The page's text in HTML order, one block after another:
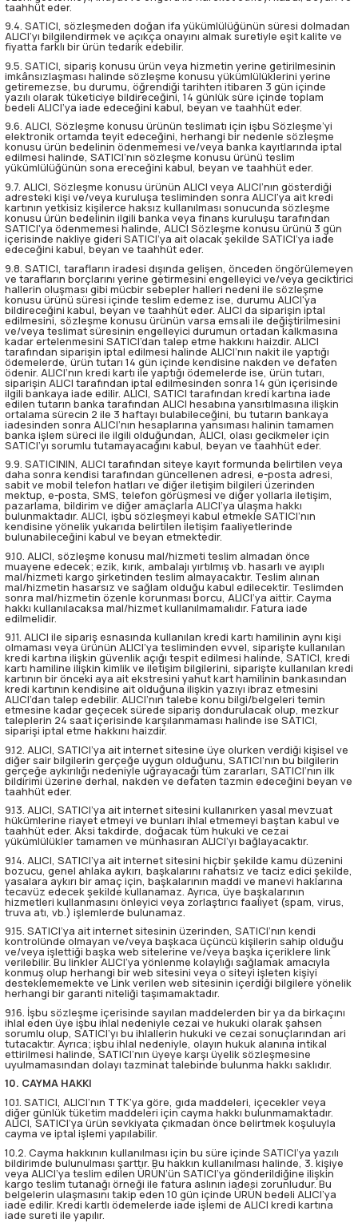
taahhüt eder.
9.4. SATICI, sözleşmeden doğan ifa yükümlülüğünün süresi dolmadan
ALICI’yı bilgilendirmek ve açıkça onayını almak suretiyle eşit kalite ve
fiyatta farklı bir ürün tedarik edebilir.
9.5. SATICI, sipariş konusu ürün veya hizmetin yerine getirilmesinin
imkânsızlaşması halinde sözleşme konusu yükümlülüklerini yerine
getiremezse, bu durumu, öğrendiği tarihten itibaren 3 gün içinde
yazılı olarak tüketiciye bildireceğini, 14 günlük süre içinde toplam
bedeli ALICI’ya iade edeceğini kabul, beyan ve taahhüt eder.
9.6. ALICI, Sözleşme konusu ürünün teslimatı için işbu Sözleşme’yi
elektronik ortamda teyit edeceğini, herhangi bir nedenle sözleşme
konusu ürün bedelinin ödenmemesi ve/veya banka kayıtlarında iptal
edilmesi halinde, SATICI’nın sözleşme konusu ürünü teslim
yükümlülüğünün sona ereceğini kabul, beyan ve taahhüt eder.
9.7. ALICI, Sözleşme konusu ürünün ALICI veya ALICI’nın gösterdiği
adresteki kişi ve/veya kuruluşa tesliminden sonra ALICI'ya ait kredi
kartının yetkisiz kişilerce haksız kullanılması sonucunda sözleşme
konusu ürün bedelinin ilgili banka veya finans kuruluşu tarafından
SATICI'ya ödenmemesi halinde, ALICI Sözleşme konusu ürünü 3 gün
içerisinde nakliye gideri SATICI’ya ait olacak şekilde SATICI’ya iade
edeceğini kabul, beyan ve taahhüt eder.
9.8. SATICI, tarafların iradesi dışında gelişen, önceden öngörülemeyen
ve tarafların borçlarını yerine getirmesini engelleyici ve/veya geciktirici
hallerin oluşması gibi mücbir sebepler halleri nedeni ile sözleşme
konusu ürünü süresi içinde teslim edemez ise, durumu ALICI'ya
bildireceğini kabul, beyan ve taahhüt eder. ALICI da siparişin iptal
edilmesini, sözleşme konusu ürünün varsa emsali ile değiştirilmesini
ve/veya teslimat süresinin engelleyici durumun ortadan kalkmasına
kadar ertelenmesini SATICI’dan talep etme hakkını haizdir. ALICI
tarafından siparişin iptal edilmesi halinde ALICI’nın nakit ile yaptığı
ödemelerde, ürün tutarı 14 gün içinde kendisine nakden ve defaten
ödenir. ALICI’nın kredi kartı ile yaptığı ödemelerde ise, ürün tutarı,
siparişin ALICI tarafından iptal edilmesinden sonra 14 gün içerisinde
ilgili bankaya iade edilir. ALICI, SATICI tarafından kredi kartına iade
edilen tutarın banka tarafından ALICI hesabına yansıtılmasına ilişkin
ortalama sürecin 2 ile 3 haftayı bulabileceğini, bu tutarın bankaya
iadesinden sonra ALICI’nın hesaplarına yansıması halinin tamamen
banka işlem süreci ile ilgili olduğundan, ALICI, olası gecikmeler için
SATICI’yı sorumlu tutamayacağını kabul, beyan ve taahhüt eder.
9.9. SATICININ, ALICI tarafından siteye kayıt formunda belirtilen veya
daha sonra kendisi tarafından güncellenen adresi, e-posta adresi,
sabit ve mobil telefon hatları ve diğer iletişim bilgileri üzerinden
mektup, e-posta, SMS, telefon görüşmesi ve diğer yollarla iletişim,
pazarlama, bildirim ve diğer amaçlarla ALICI’ya ulaşma hakkı
bulunmaktadır. ALICI, işbu sözleşmeyi kabul etmekle SATICI’nın
kendisine yönelik yukarıda belirtilen iletişim faaliyetlerinde
bulunabileceğini kabul ve beyan etmektedir.
9.10. ALICI, sözleşme konusu mal/hizmeti teslim almadan önce
muayene edecek; ezik, kırık, ambalajı yırtılmış vb. hasarlı ve ayıplı
mal/hizmeti kargo şirketinden teslim almayacaktır. Teslim alınan
mal/hizmetin hasarsız ve sağlam olduğu kabul edilecektir. Teslimden
sonra mal/hizmetin özenle korunması borcu, ALICI’ya aittir. Cayma
hakkı kullanılacaksa mal/hizmet kullanılmamalıdır. Fatura iade
edilmelidir.
9.11. ALICI ile sipariş esnasında kullanılan kredi kartı hamilinin aynı kişi
olmaması veya ürünün ALICI’ya tesliminden evvel, siparişte kullanılan
kredi kartına ilişkin güvenlik açığı tespit edilmesi halinde, SATICI, kredi
kartı hamiline ilişkin kimlik ve iletişim bilgilerini, siparişte kullanılan kredi
kartının bir önceki aya ait ekstresini yahut kart hamilinin bankasından
kredi kartının kendisine ait olduğuna ilişkin yazıyı ibraz etmesini
ALICI’dan talep edebilir. ALICI’nın talebe konu bilgi/belgeleri temin
etmesine kadar geçecek sürede sipariş dondurulacak olup, mezkur
taleplerin 24 saat içerisinde karşılanmaması halinde ise SATICI,
siparişi iptal etme hakkını haizdir.
9.12. ALICI, SATICI’ya ait internet sitesine üye olurken verdiği kişisel ve
diğer sair bilgilerin gerçeğe uygun olduğunu, SATICI’nın bu bilgilerin
gerçeğe aykırılığı nedeniyle uğrayacağı tüm zararları, SATICI’nın ilk
bildirimi üzerine derhal, nakden ve defaten tazmin edeceğini beyan ve
taahhüt eder.
9.13. ALICI, SATICI’ya ait internet sitesini kullanırken yasal mevzuat
hükümlerine riayet etmeyi ve bunları ihlal etmemeyi baştan kabul ve
taahhüt eder. Aksi takdirde, doğacak tüm hukuki ve cezai
yükümlülükler tamamen ve münhasıran ALICI’yı bağlayacaktır.
9.14. ALICI, SATICI’ya ait internet sitesini hiçbir şekilde kamu düzenini
bozucu, genel ahlaka aykırı, başkalarını rahatsız ve taciz edici şekilde,
yasalara aykırı bir amaç için, başkalarının maddi ve manevi haklarına
tecavüz edecek şekilde kullanamaz. Ayrıca, üye başkalarının
hizmetleri kullanmasını önleyici veya zorlaştırıcı faaliyet (spam, virus,
truva atı, vb.) işlemlerde bulunamaz.
9.15. SATICI’ya ait internet sitesinin üzerinden, SATICI’nın kendi
kontrolünde olmayan ve/veya başkaca üçüncü kişilerin sahip olduğu
ve/veya işlettiği başka web sitelerine ve/veya başka içeriklere link
verilebilir. Bu linkler ALICI’ya yönlenme kolaylığı sağlamak amacıyla
konmuş olup herhangi bir web sitesini veya o siteyi işleten kişiyi
desteklememekte ve Link verilen web sitesinin içerdiği bilgilere yönelik
herhangi bir garanti niteliği taşımamaktadır.
9.16. İşbu sözleşme içerisinde sayılan maddelerden bir ya da birkaçını
ihlal eden üye işbu ihlal nedeniyle cezai ve hukuki olarak şahsen
sorumlu olup, SATICI’yı bu ihlallerin hukuki ve cezai sonuçlarından ari
tutacaktır. Ayrıca; işbu ihlal nedeniyle, olayın hukuk alanına intikal
ettirilmesi halinde, SATICI’nın üyeye karşı üyelik sözleşmesine
uyulmamasından dolayı tazminat talebinde bulunma hakkı saklıdır.
10. CAYMA HAKKI
10.1. SATICI, ALICI’nın TTK’ya göre, gıda maddeleri, içecekler veya
diğer günlük tüketim maddeleri için cayma hakkı bulunmamaktadır.
ALICI, SATICI’ya ürün sevkiyata çıkmadan önce belirtmek koşuluyla
cayma ve iptal işlemi yapılabilir.
10.2. Cayma hakkının kullanılması için bu süre içinde SATICI’ya yazılı
bildirimde bulunulması şarttır. Bu hakkın kullanılması halinde, 3. kişiye
veya ALICI’ya teslim edilen ÜRÜN’ün SATICI’ya gönderildiğine ilişkin
kargo teslim tutanağı örneği ile fatura aslının iadesi zorunludur. Bu
belgelerin ulaşmasını takip eden 10 gün içinde ÜRÜN bedeli ALICI’ya
iade edilir. Kredi kartlı ödemelerde iade işlemi de ALICI kredi kartına
iade sureti ile yapılır.